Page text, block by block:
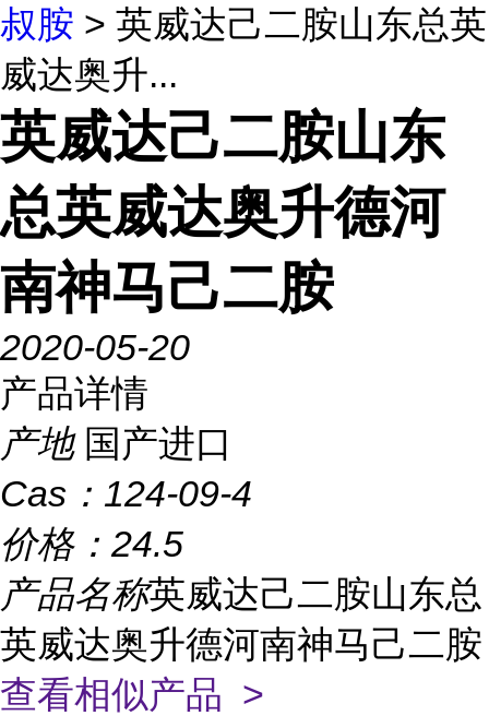
叔胺 > 英威达己二胺山东总英
威达奥升...
英威达己二胺山东
总英威达奥升德河
南神马己二胺
2020-05-20
产品详情
产地 国产进口
Cas： 124-09-4
价格： 24.5
产品名称英威达己二胺山东总
英威达奥升德河南神马己二胺
查看相似产品 >